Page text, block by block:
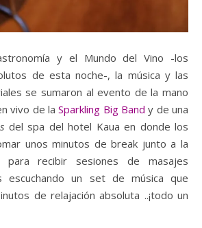
y el Mundo del Vino -los
de esta noche-, la música y las
se sumaron al evento de la mano
vivo de laSparkling Big Band y de una
del spa del hotel Kaua en donde los
unos minutos de break junto a la
para recibir sesiones de masajes
escuchando un set de música que
de relajación absoluta ..¡todo un